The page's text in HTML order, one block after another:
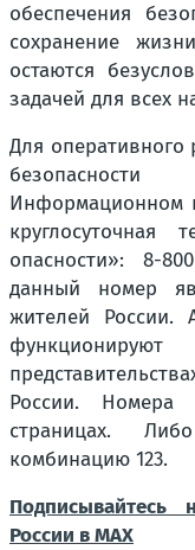
обеспечения
сохранение
остаются
задачей для всех
Для оперативного
Информационном
опасности»: 8-
данный номер
жителей России.
России.
страницах.
комбинацию 123.
России в MAХ